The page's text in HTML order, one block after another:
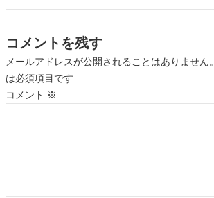
コメントを残す
メールアドレスが公開されることはありません。
は必須項目です
コメント ※